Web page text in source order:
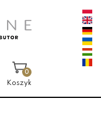
0
Koszyk